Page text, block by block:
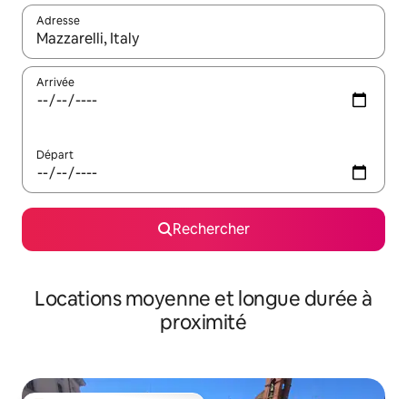
Adresse
Lorsque les résultats s'affichent, utilisez les flèches vers le
Arrivée
Départ
Rechercher
Locations moyenne et longue durée à
proximité